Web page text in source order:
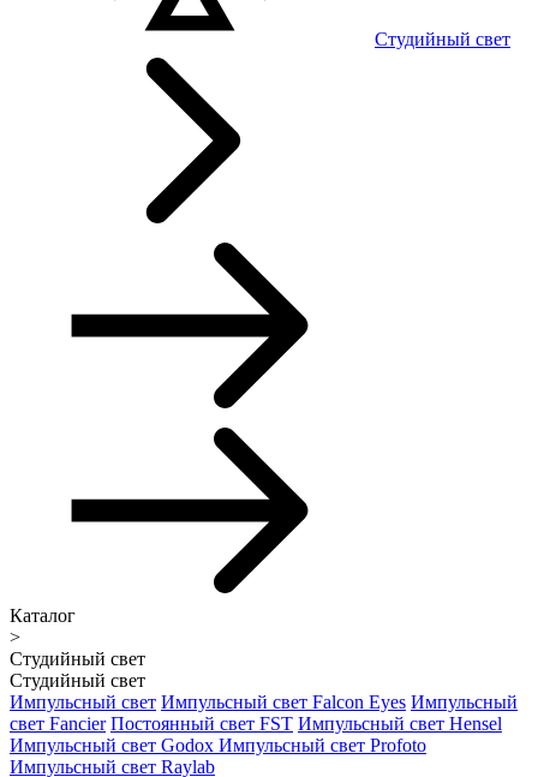
Студийный свет
Каталог
>
Студийный свет
Студийный свет
Импульсный свет Импульсный свет Falcon Eyes Импульсный
свет Fancier Постоянный свет FST Импульсный свет Hensel
Импульсный свет Godox Импульсный свет Profoto
Импульсный свет Raylab